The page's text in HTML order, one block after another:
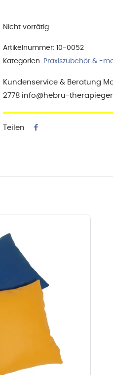
Nicht vorrätig
Artikelnummer:
10-0052
Kategorien: Praxiszubehör & -
Kundenservice & Beratung
2778 info@hebru-
Teilen